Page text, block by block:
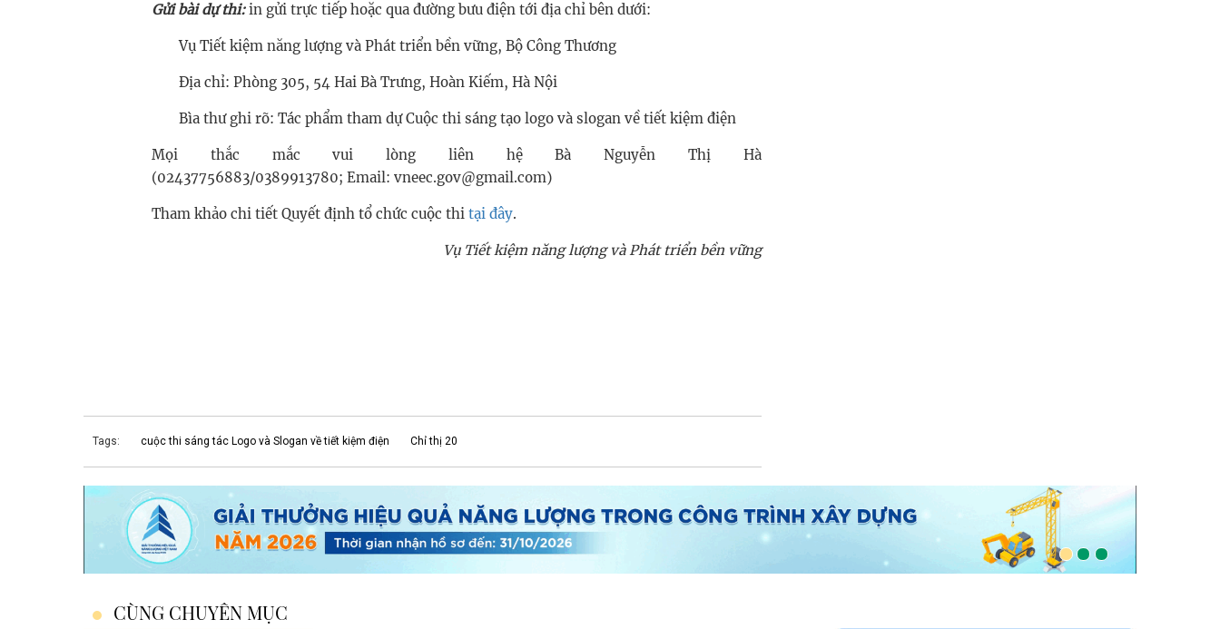
Gửi bài dự thi:in gửi trực tiếp hoặc qua đường bưu điện tới địa chỉ bên dưới:
Vụ Tiết kiệm năng lượng và Phát triển bền vững, Bộ Công Thương
Địa chỉ: Phòng 305, 54 Hai Bà Trưng, Hoàn Kiếm, Hà Nội
Bìa thư ghi rõ: Tác phẩm tham dự Cuộc thi sáng tạo logo và slogan về tiết kiệm điện
Mọi thắc mắc vui lòng liên hệ Bà Nguyễn Thị Hà
(02437756883/0389913780; Email: vneec.gov@gmail.com)
Tham khảo chi tiết Quyết định tổ chức cuộc thi tại đây.
Vụ Tiết kiệm năng lượng và Phát triển bền vững
Tags: cuộc thi sáng tác Logo và Slogan về tiết kiệm điện Chỉ thị 20
CÙNG CHUYÊN MỤC